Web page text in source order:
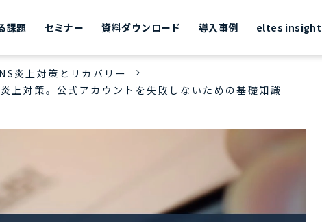
課題 セミナー 資料ダウンロード 導入事例 eltes insight
炎上対策とリカバリー
対策。公式アカウントを失敗しないための基礎知識